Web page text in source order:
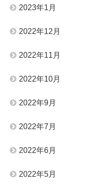
2023年1月
2022年12月
2022年11月
2022年10月
2022年9月
2022年7月
2022年6月
2022年5月